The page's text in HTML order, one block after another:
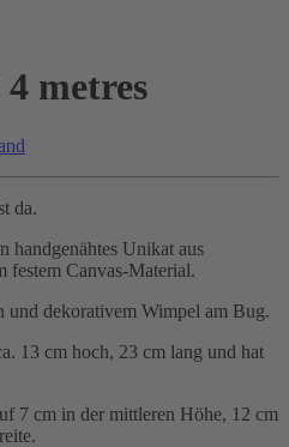
metres
da.
handgenähtes Unikat aus
festem Canvas-Material.
und dekorativem Wimpel am Bug.
13 cm hoch, 23 cm lang und hat
7 cm in der mittleren Höhe, 12 cm